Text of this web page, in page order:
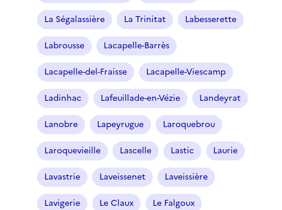
La Ségalassière La Trinitat Labesserette
Labrousse Lacapelle-Barrès
Lacapelle-del-Fraisse Lacapelle-Viescamp
Ladinhac Lafeuillade-en-Vézie Landeyrat
Lanobre Lapeyrugue Laroquebrou
Laroquevieille Lascelle Lastic Laurie
Lavastrie Laveissenet Laveissière
Lavigerie Le Claux Le Falgoux